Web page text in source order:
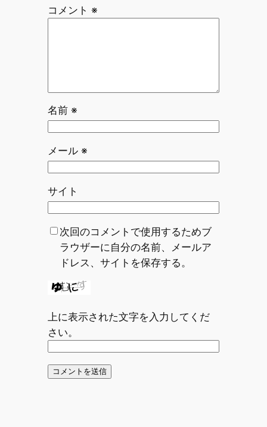
コメント ※
名前 ※
メール ※
サイト
次回のコメントで使用するためブ
ラウザーに自分の名前、メールア
ドレス、サイトを保存する。
上に表示された文字を入力してくだ
さい。